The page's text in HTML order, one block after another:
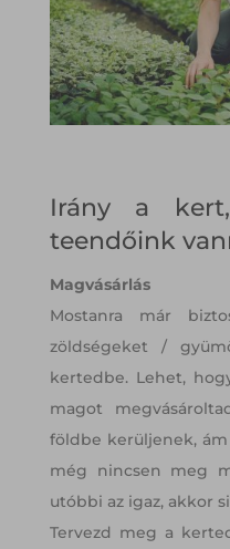
Irány a
teendőink
Magvásárlás
Mostanra már
zöldségeket /
kertedbe. Lehet,
magot
földbe kerüljenek,
még nincsen meg
utóbbi az igaz, akkor
Tervezd meg a